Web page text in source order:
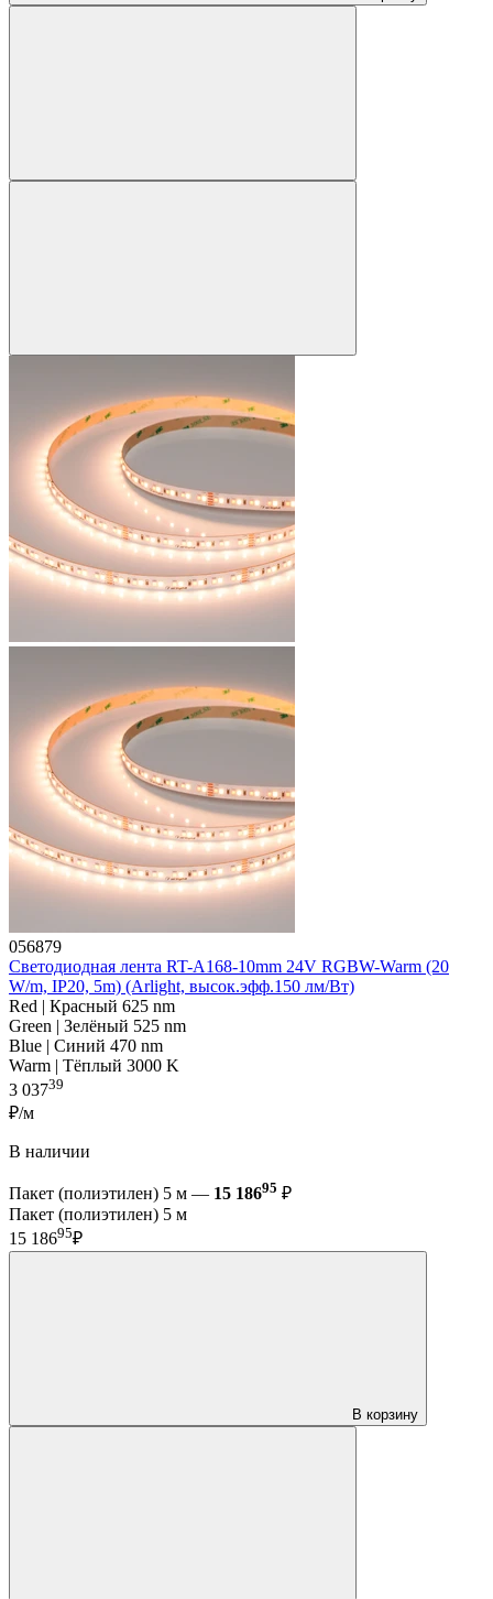
056879
Светодиодная лента RT-A168-10mm 24V RGBW-Warm (20
W/m, IP20, 5m) (Arlight, высок.эфф.150 лм/Вт)
Red | Красный 625 nm
Green | Зелёный 525 nm
Blue | Синий 470 nm
Warm | Тёплый 3000 K
3 03739
₽/м
В наличии
Пакет (полиэтилен) 5 м — 15 18695 ₽
Пакет (полиэтилен) 5 м
15 18695₽
В корзину